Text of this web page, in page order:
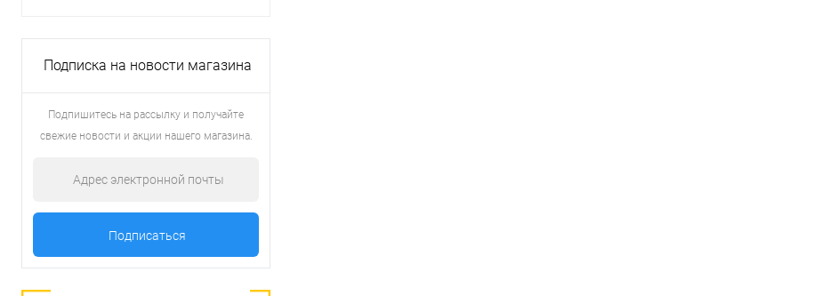
Подписка на новости магазина
Подпишитесь на рассылку и получайте
свежие новости и акции нашего магазина.